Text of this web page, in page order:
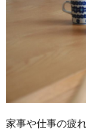
家事や仕事の疲